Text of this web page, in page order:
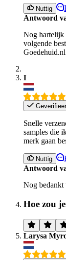
Nuttig
Antwoord
Nog hartelijk
volgende
Goedehuid.nl
I
Snelle
samples die
merk gaan
Nuttig
Antwoord
Nog bedankt
Hoe zou
Larysa